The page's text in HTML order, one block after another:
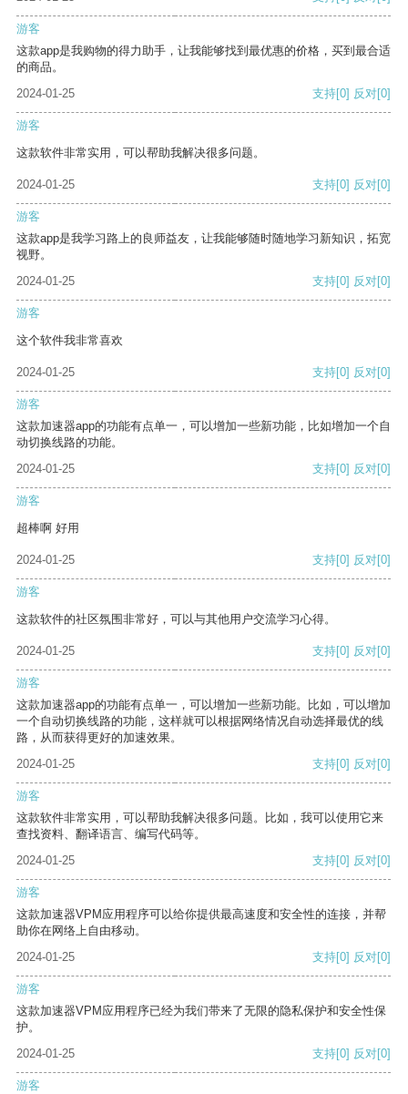
游客
这款app是我购物的得力助手，让我能够找到最优惠的价格，买到最合适
的商品。
2024-01-25
支持[0] 反对[0]
游客
这款软件非常实用，可以帮助我解决很多问题。
2024-01-25 支持[0] 反对[0]
游客
这款app是我学习路上的良师益友，让我能够随时随地学习新知识，拓宽
视野。
2024-01-25
支持[0] 反对[0]
游客
这个软件我非常喜欢
2024-01-25 支持[0] 反对[0]
游客
这款加速器app的功能有点单一，可以增加一些新功能，比如增加一个自
动切换线路的功能。
2024-01-25
支持[0] 反对[0]
游客
超棒啊 好用
2024-01-25 支持[0] 反对[0]
游客
这款软件的社区氛围非常好，可以与其他用户交流学习心得。
2024-01-25 支持[0] 反对[0]
游客
这款加速器app的功能有点单一，可以增加一些新功能。比如，可以增加
一个自动切换线路的功能，这样就可以根据网络情况自动选择最优的线
路，从而获得更好的加速效果。
2024-01-25
支持[0] 反对[0]
游客
这款软件非常实用，可以帮助我解决很多问题。比如，我可以使用它来
查找资料、翻译语言、编写代码等。
2024-01-25
支持[0] 反对[0]
游客
这款加速器VPM应用程序可以给你提供最高速度和安全性的连接，并帮
助你在网络上自由移动。
2024-01-25
支持[0] 反对[0]
游客
这款加速器VPM应用程序已经为我们带来了无限的隐私保护和安全性保
护。
2024-01-25
支持[0] 反对[0]
游客